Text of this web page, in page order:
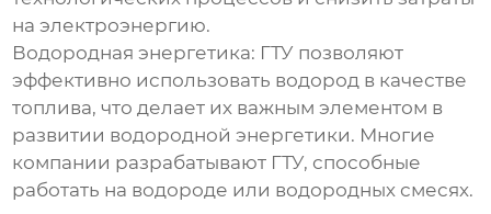
на электроэнергию.
Водородная энергетика: ГТУ позволяют
эффективно использовать водород в качестве
топлива, что делает их важным элементом в
развитии водородной энергетики. Многие
компании разрабатывают ГТУ, способные
работать на водороде или водородных смесях.